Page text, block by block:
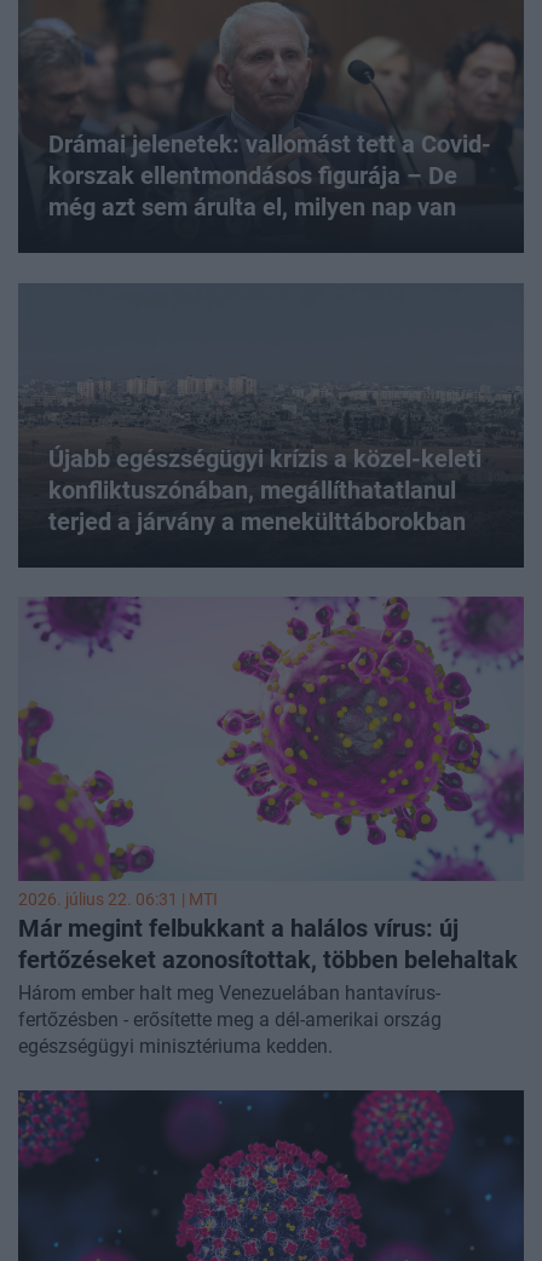
Drámai jelenetek: vallomást tett a Covid-
korszak ellentmondásos figurája – De
még azt sem árulta el, milyen nap van
Újabb egészségügyi krízis a közel-keleti
konfliktuszónában, megállíthatatlanul
terjed a járvány a menekülttáborokban
2026. július 22. 06:31 | MTI
Már megint felbukkant a halálos vírus: új
fertőzéseket azonosítottak, többen belehaltak
Három ember halt meg Venezuelában hantavírus-
fertőzésben - erősítette meg a dél-amerikai ország
egészségügyi minisztériuma kedden.